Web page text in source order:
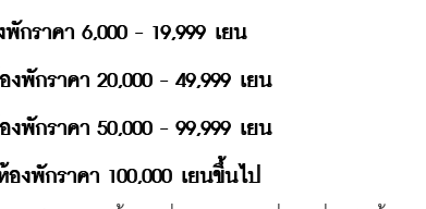
กราคา 6,000 - 19,999 เยน
พักราคา 20,000 - 49,999 เยน
พักราคา 50,000 - 99,999 เยน
งพักราคา 100,000 เยนขึ้นไป